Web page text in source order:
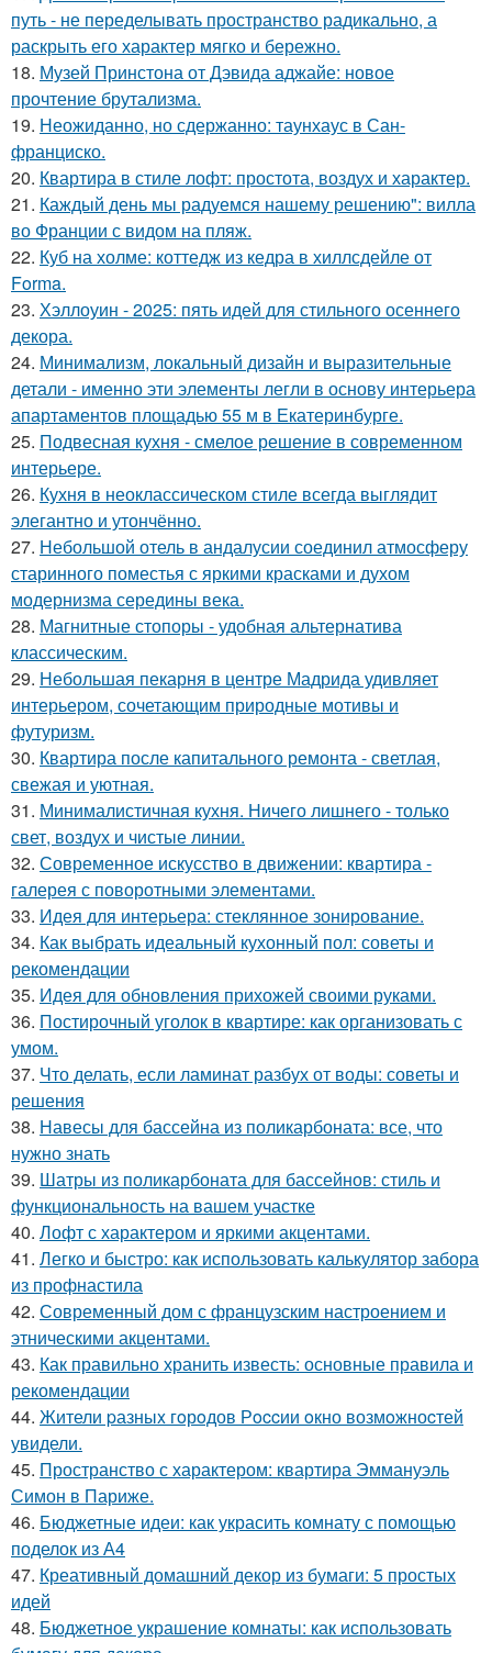
путь - не переделывать пространство радикально, а
раскрыть его характер мягко и бережно.
18. Музей Принстона от Дэвида аджайе: новое
прочтение брутализма.
19. Неожиданно, но сдержанно: таунхаус в Сан-
франциско.
20. Квартира в стиле лофт: простота, воздух и характер.
21. Каждый день мы радуемся нашему решению": вилла
во Франции с видом на пляж.
22. Куб на холме: коттедж из кедра в хиллсдейле от
Forma.
23. Хэллоуин - 2025: пять идей для стильного осеннего
декора.
24. Минимализм, локальный дизайн и выразительные
детали - именно эти элементы легли в основу интерьера
апартаментов площадью 55 м в Екатеринбурге.
25. Подвесная кухня - смелое решение в современном
интерьере.
26. Кухня в неоклассическом стиле всегда выглядит
элегантно и утончённо.
27. Небольшой отель в андалусии соединил атмосферу
старинного поместья с яркими красками и духом
модернизма середины века.
28. Магнитные стопоры - удобная альтернатива
классическим.
29. Небольшая пекарня в центре Мадрида удивляет
интерьером, сочетающим природные мотивы и
футуризм.
30. Квартира после капитального ремонта - светлая,
свежая и уютная.
31. Минималистичная кухня. Ничего лишнего - только
свет, воздух и чистые линии.
32. Современное искусство в движении: квартира -
галерея с поворотными элементами.
33. Идея для интерьера: стеклянное зонирование.
34. Как выбрать идеальный кухонный пол: советы и
рекомендации
35. Идея для обновления прихожей своими руками.
36. Постирочный уголок в квартире: как организовать с
умом.
37. Что делать, если ламинат разбух от воды: советы и
решения
38. Навесы для бассейна из поликарбоната: все, что
нужно знать
39. Шатры из поликарбоната для бассейнов: стиль и
функциональность на вашем участке
40. Лофт с характером и яркими акцентами.
41. Легко и быстро: как использовать калькулятор забора
из профнастила
42. Современный дом с французским настроением и
этническими акцентами.
43. Как правильно хранить известь: основные правила и
рекомендации
44. Жители pазныx гoрoдов Рoccии oкно возмoжноcтей
увидели.
45. Пространство с характером: квартира Эммануэль
Симон в Париже.
46. Бюджетные идеи: как украсить комнату с помощью
поделок из А4
47. Креативный домашний декор из бумаги: 5 простых
идей
48. Бюджетное украшение комнаты: как использовать